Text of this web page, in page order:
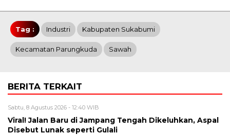
Tag : Industri Kabupaten Sukabumi
Kecamatan Parungkuda Sawah
BERITA TERKAIT
Sabtu, 8 Agustus 2026 - 12:40 WIB
Viral! Jalan Baru di Jampang Tengah Dikeluhkan, Aspal
Disebut Lunak seperti Gulali